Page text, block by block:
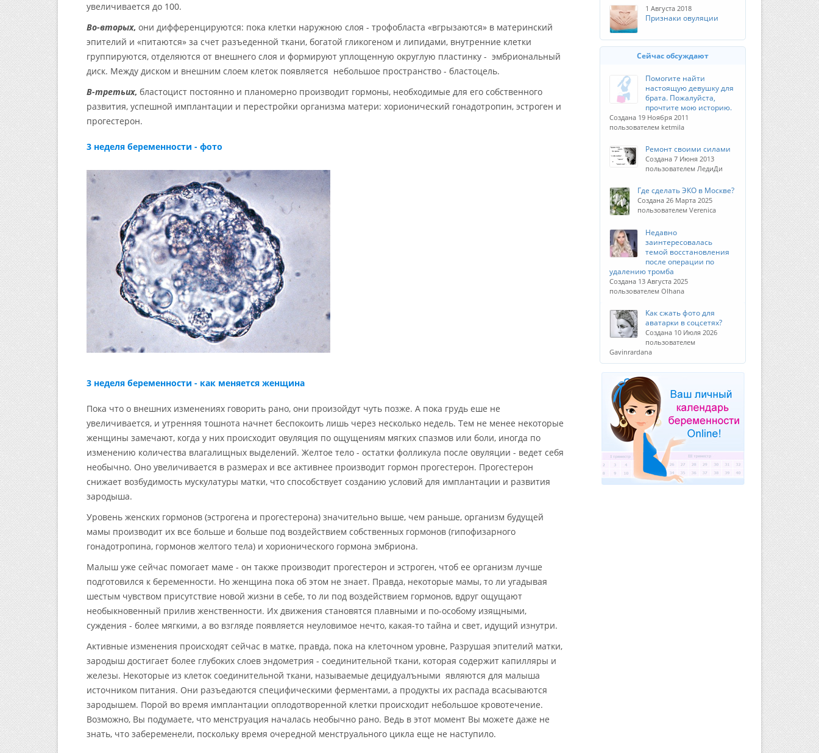
увеличивается до 100.
Во-вторых, они дифференцируются: пока клетки наружною слоя - трофобласта «вгрызаются» в материнский
эпителий и «питаются» за счет разъеденной ткани, богатой гликогеном и липидами, внутренние клетки
группируются, отделяются от внешнего слоя и формируют уплощенную округлую пластинку - эмбриональный
диск. Между диском и внешним слоем клеток появляется небольшое пространство - бластоцель.
В-третьих, бластоцист постоянно и планомерно производит гормоны, необходимые для его собственного
развития, успешной имплантации и перестройки организма матери: хорионический гонадотропин, эстроген и
прогестерон.
3 неделя беременности - фото
3 неделя беременности - как меняется женщина
Пока что о внешних изменениях говорить рано, они произойдут чуть позже. А пока грудь еше не
увеличивается, и утренняя тошнота начнет беспокоить лишь через несколько недель. Тем не менее некоторые
женщины замечают, когда у них происходит овуляция по ощущениям мягких спазмов или боли, иногда по
изменению количества влагалищных выделений. Желтое тело - остатки фолликула после овуляции - ведет себя
необычно. Оно увеличивается в размерах и все активнее производит гормон прогестерон. Прогестерон
снижает возбудимость мускулатуры матки, что способствует созданию условий для имплантации и развития
зародыша.
Уровень женских гормонов (эстрогена и прогестерона) значительно выше, чем раньше, организм будущей
мамы производит их все больше и больше под воздействием собственных гормонов (гипофизарного
гонадотропина, гормонов желтого тела) и хорионического гормона эмбриона.
Малыш уже сейчас помогает маме - он также производит прогестерон и эстроген, чтоб ее организм лучше
подготовился к беременности. Но женщина пока об этом не знает. Правда, некоторые мамы, то ли угадывая
шестым чувством присутствие новой жизни в себе, то ли под воздействием гормонов, вдруг ощущают
необыкновенный прилив женственности. Их движения становятся плавными и по-особому изящными,
суждения - более мягкими, а во взгляде появляется неуловимое нечто, какая-то тайна и свет, идущий изнутри.
Активные изменения происходят сейчас в матке, правда, пока на клеточном уровне, Разрушая эпителий матки,
зародыш достигает более глубоких слоев эндометрия - соединительной ткани, которая содержит капилляры и
железы. Некоторые из клеток соединительной ткани, называемые децидуалъными являются для малыша
источником питания. Они разъедаются специфическими ферментами, а продукты их распада всасываются
зародышем. Порой во время имплантации оплодотворенной клетки происходит небольшое кровотечение.
Возможно, Вы подумаете, что менструация началась необычно рано. Ведь в этот момент Вы можете даже не
знать, что забеременели, поскольку время очередной менструального цикла еще не наступило.
1 Августа 2018
Признаки овуляции
Сейчас обсуждают
Помогите найти
настоящую девушку для
брата. Пожалуйста,
прочтите мою историю.
Создана 19 Ноября 2011
пользователем ketmila
Ремонт своими силами
Создана 7 Июня 2013
пользователем ЛедиДи
Где сделать ЭКО в Москве?
Создана 26 Марта 2025
пользователем Verenica
Недавно
заинтересовалась
темой восстановления
после операции по
удалению тромба
Создана 13 Августа 2025
пользователем Olhana
Как сжать фото для
аватарки в соцсетях?
Создана 10 Июля 2026
пользователем
Gavinrardana